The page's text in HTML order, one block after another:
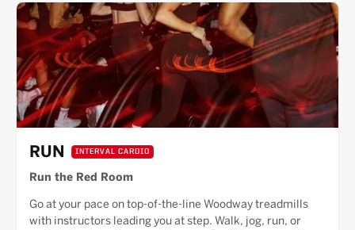
RUN INTERVAL CARDIO
Run the Red Room
Go at your pace on top-of-the-line Woodway treadmills
with instructors leading you at step. Walk, jog, run, or